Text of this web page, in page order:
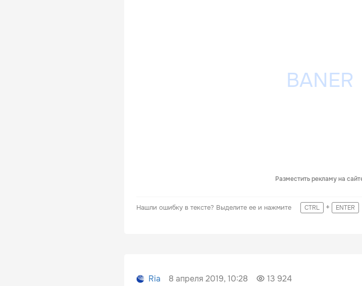
Разместить рекламу на
Нашли ошибку в тексте? Выделите ее и нажмите CTRL + ENTER
Ria 8 апреля 2019, 10:28 13 924